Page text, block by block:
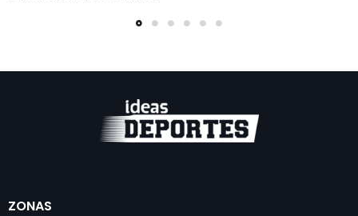
ZONAS